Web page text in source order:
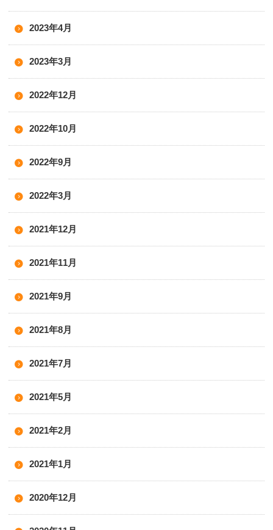
2023年4月
2023年3月
2022年12月
2022年10月
2022年9月
2022年3月
2021年12月
2021年11月
2021年9月
2021年8月
2021年7月
2021年5月
2021年2月
2021年1月
2020年12月